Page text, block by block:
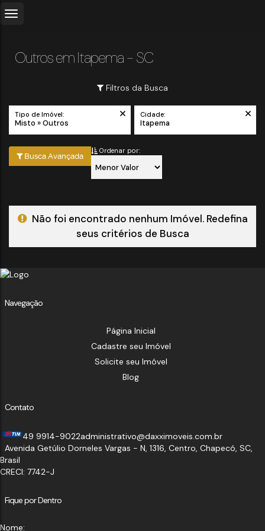
Outros em Itapema - SC
Filtros da Busca
Tipo de Imóvel:
Misto » Outros
Cidade:
Itapema
Busca Avançada
Ordenar por:
Não foi encontrado nenhum Imóvel. Redefina
seus critérios de Busca
Navegação
Página Inicial
Cadastre seu Imóvel
Solicite seu Imóvel
Blog
Contato
49 9914-9022administrativo@daxximoveis.com.br
Avenida Getúlio Dorneles Vargas - N, 1316, Centro, Chapecó, SC,
Brasil
CRECI: 7742-J
Fique por Dentro
Nome: